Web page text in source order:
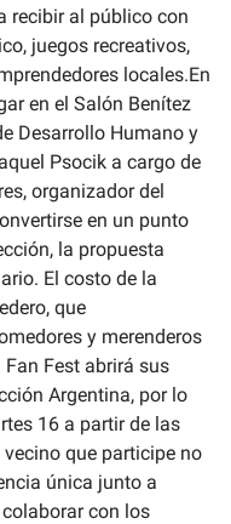
recibir al público con
juegos recreativos,
locales.En
en el Salón Benítez
Desarrollo Humano y
Psocik a cargo de
organizador del
en un punto
la propuesta
El costo de la
que
y merenderos
Fest abrirá sus
Argentina, por lo
16 a partir de las
que participe no
única junto a
con los